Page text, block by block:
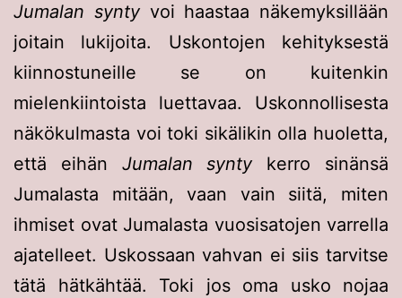
Jumalan syntyvoi haastaa näkemyksillään
joitain lukijoita. Uskontojen kehityksestä
kiinnostuneille se on kuitenkin
mielenkiintoista luettavaa. Uskonnollisesta
näkökulmasta voi toki sikälikin olla huoletta,
että eihän Jumalan syntykerro sinänsä
Jumalasta mitään, vaan vain siitä, miten
ihmiset ovat Jumalasta vuosisatojen varrella
ajatelleet. Uskossaan vahvan ei siis tarvitse
tätä hätkähtää. Toki jos oma usko nojaa